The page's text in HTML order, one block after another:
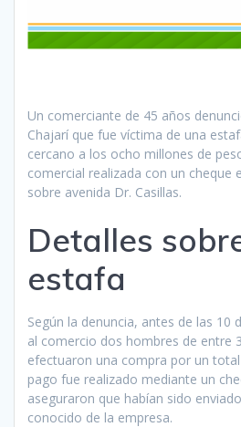
Un comerciante de 45 años
Chajarí que fue víctima de una
cercano a los ocho millones de
comercial realizada con un cheque
sobre avenida Dr. Casillas.
Detalles
estafa
Según la denuncia, antes de las 10
al comercio dos hombres de entre
efectuaron una compra por un total
pago fue realizado mediante un
aseguraron que habían sido
conocido de la empresa.